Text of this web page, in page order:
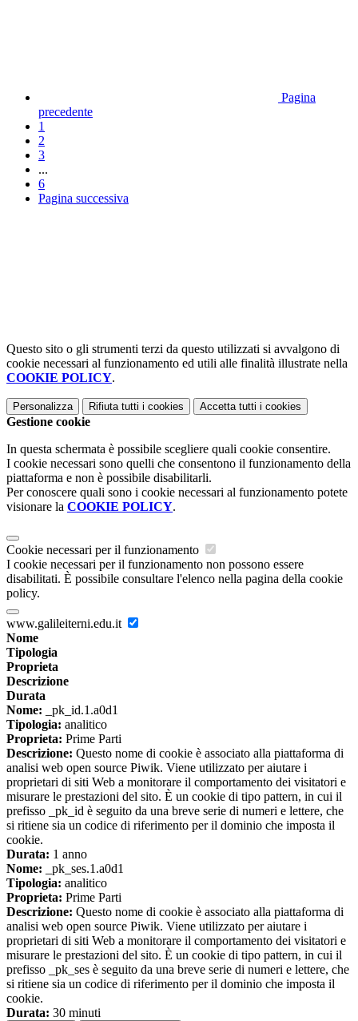
Pagina
precedente
1
2
3
...
6
Pagina successiva
Questo sito o gli strumenti terzi da questo utilizzati si avvalgono di
cookie necessari al funzionamento ed utili alle finalità illustrate nella
COOKIE POLICY.
Personalizza Rifiuta tutti i cookies Accetta tutti i cookies
Gestione cookie
In questa schermata è possibile scegliere quali cookie consentire.
I cookie necessari sono quelli che consentono il funzionamento della
piattaforma e non è possibile disabilitarli.
Per conoscere quali sono i cookie necessari al funzionamento potete
visionare la COOKIE POLICY.
Cookie necessari per il funzionamento
I cookie necessari per il funzionamento non possono essere
disabilitati. È possibile consultare l'elenco nella pagina della cookie
policy.
www.galileiterni.edu.it
Nome
Tipologia
Proprieta
Descrizione
Durata
Nome: _pk_id.1.a0d1
Tipologia: analitico
Proprieta: Prime Parti
Descrizione: Questo nome di cookie è associato alla piattaforma di
analisi web open source Piwik. Viene utilizzato per aiutare i
proprietari di siti Web a monitorare il comportamento dei visitatori e
misurare le prestazioni del sito. È un cookie di tipo pattern, in cui il
prefisso _pk_id è seguito da una breve serie di numeri e lettere, che
si ritiene sia un codice di riferimento per il dominio che imposta il
cookie.
Durata: 1 anno
Nome: _pk_ses.1.a0d1
Tipologia: analitico
Proprieta: Prime Parti
Descrizione: Questo nome di cookie è associato alla piattaforma di
analisi web open source Piwik. Viene utilizzato per aiutare i
proprietari di siti Web a monitorare il comportamento dei visitatori e
misurare le prestazioni del sito. È un cookie di tipo pattern, in cui il
prefisso _pk_ses è seguito da una breve serie di numeri e lettere, che
si ritiene sia un codice di riferimento per il dominio che imposta il
cookie.
Durata: 30 minuti